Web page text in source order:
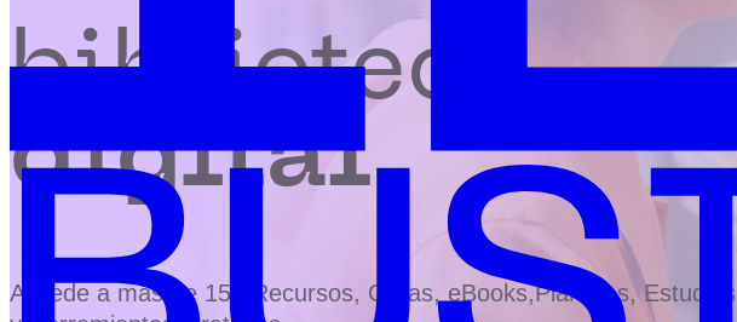
biblioteca
digital
Accede a más de 150 Recursos, Guías, eBooks,Plantillas, Estudios